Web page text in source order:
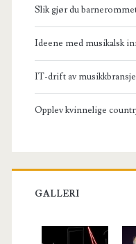
Slik gjør du
Ideene med musikalsk
IT-drift av
Opplev kvinnelige
GALLERI